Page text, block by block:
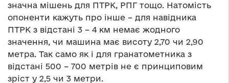
значна мішень для ПТРК, РПГ тощо. Натомість
опоненти кажуть про інше – для навідника
ПТРК з відстані 3 – 4 км немає жодного
значення, чи машина має висоту 2,70 чи 2,90
метра. Так само як і для гранатометника з
відстані 500 – 700 метрів не є принциповим
зріст у 2,5 чи 3 метри.